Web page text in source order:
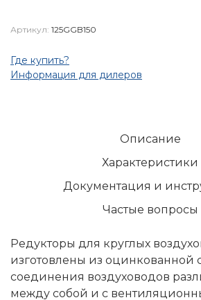
Артикул: 125GGB150
Где купить?
Информация для дилеров
Описание
Характеристики
Документация и
Частые вопросы
Редукторы для круглых
изготовлены из оцинкованной
соединения воздуховодов
между собой и с